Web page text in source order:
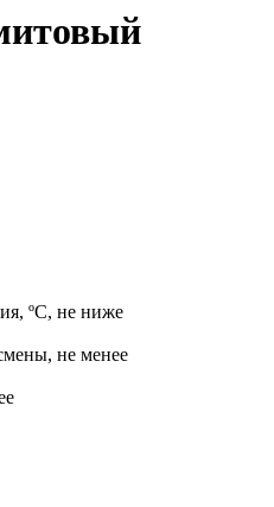
ºС, не ниже
не менее